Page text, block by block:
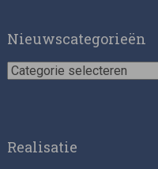
Nieuwscategorieën
Nieuwscategorieën
Realisatie